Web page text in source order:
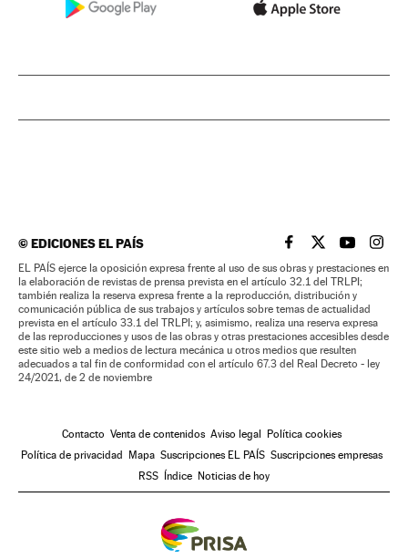
©EDICIONES EL PAÍS EL PAÍS BRASIL EN
EL PAÍSEL PAÍS
EL
EL PAÍS ejerce la oposición expresa frente al uso de sus obras y prestaciones en
la elaboración de revistas de prensa prevista en el artículo 32.1 del TRLPI;
también realiza la reserva expresa frente a la reproducción, distribución y
comunicación pública de sus trabajos y artículos sobre temas de actualidad
prevista en el artículo 33.1 del TRLPI; y, asimismo, realiza una reserva expresa
de las reproducciones y usos de las obras y otras prestaciones accesibles desde
este sitio web a medios de lectura mecánica u otros medios que resulten
adecuados a tal fin de conformidad con el artículo 67.3 del Real Decreto - ley
24/2021, de 2 de noviembre
Contacto Venta de contenidos Aviso legal Política cookies
Política de privacidad Mapa Suscripciones EL PAÍS Suscripciones empresas
RSS Índice Noticias de hoy